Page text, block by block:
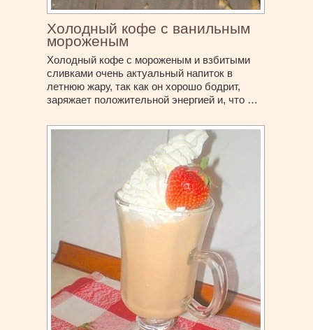
Холодный кофе с ванильным
мороженым
Холодный кофе с мороженым и взбитыми
сливками очень актуальный напиток в
летнюю жару, так как он хорошо бодрит,
заряжает положительной энергией и, что …